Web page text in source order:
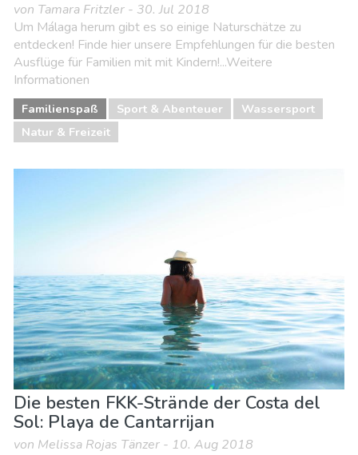
von Tamara Fritzler - 30. Jul 2018
Um Málaga herum gibt es so einige Naturschätze zu
entdecken! Finde hier unsere Empfehlungen für die besten
Ausflüge für Familien mit mit Kindern!...Weitere
Informationen
Familienspaß Sport & Abenteuer
Wassersport
Natur & Freizeit
Die besten FKK-Strände der Costa del
Sol: Playa de Cantarrijan
von Melissa Rojas Tänzer - 10. Aug 2018